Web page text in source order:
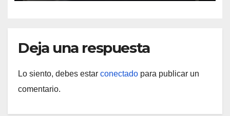
Deja una respuesta
Lo siento, debes estar conectado para publicar un
comentario.